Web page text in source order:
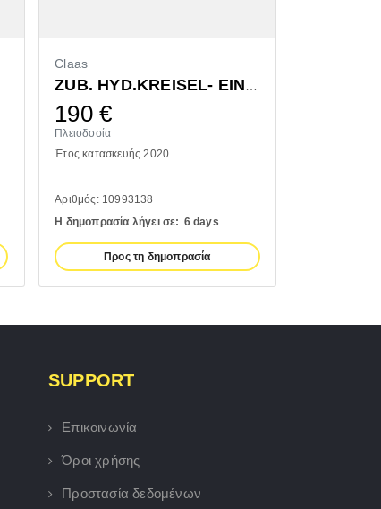
Claas
190€
Πλειοδοσία
Έτος κατασκευής 2020
Αριθμός: 10993138
Η δημοπρασία λήγει σε: 6 days
Προς τη δημοπρασία
SUPPORT
Επικοινωνία
Όροι χρήσης
Προστασία δεδομένων